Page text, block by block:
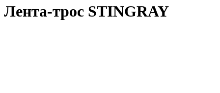
Лента-трос STINGRAY